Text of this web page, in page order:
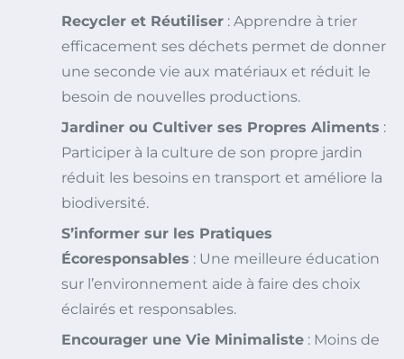
Recycler et Réutiliser : Apprendre à trier
efficacement ses déchets permet de donner
une seconde vie aux matériaux et réduit le
besoin de nouvelles productions.
Jardiner ou Cultiver ses Propres Aliments :
Participer à la culture de son propre jardin
réduit les besoins en transport et améliore la
biodiversité.
S’informer sur les Pratiques
Écoresponsables : Une meilleure éducation
sur l’environnement aide à faire des choix
éclairés et responsables.
Encourager une Vie Minimaliste : Moins de